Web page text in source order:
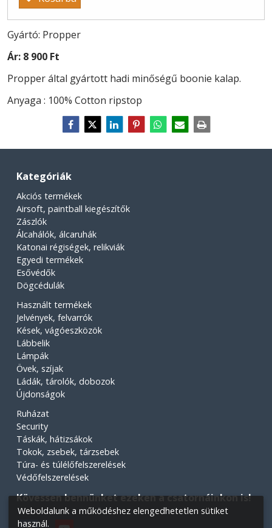
Gyártó: Propper
Ár: 8 900 Ft
Propper által gyártott hadi minőségű boonie kalap.
Anyaga : 100% Cotton ripstop
Kategóriák
Akciós termékek
Airsoft, paintball kiegészítők
Zászlók
Álcahálók, álcaruhák
Katonai régiségek, relikviák
Egyedi termékek
Esővédők
Dögcédulák
Használt termékek
Jelvények, felvarrók
Kések, vágóeszközök
Lábbelik
Lámpák
Övek, szíjak
Ládák, tárolók, dobozok
Újdonságok
Ruházat
Security
Táskák, hátizsákok
Tokok, zsebek, tárzsebek
Túra- és túlélőfelszerelések
Védőfelszerelések
Kövessen bennünket ezeken a csatornáinkon is!
Weboldalunk a működéshez elengedhetetlen sütiket
használ.